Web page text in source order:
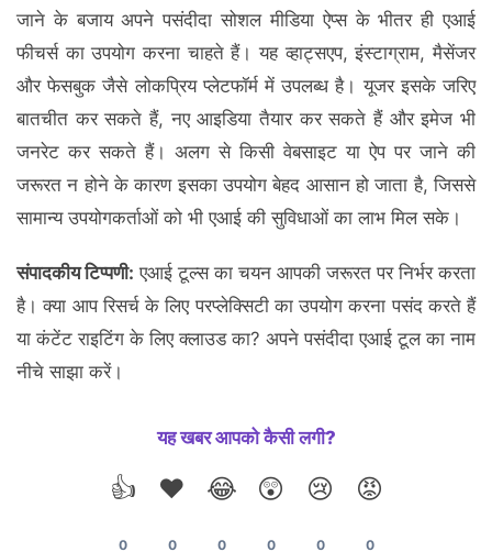
जाने के बजाय अपने पसंदीदा सोशल मीडिया ऐप्स के भीतर ही एआई
फीचर्स का उपयोग करना चाहते हैं। यह व्हाट्सएप, इंस्टाग्राम, मैसेंजर
और फेसबुक जैसे लोकप्रिय प्लेटफॉर्म में उपलब्ध है। यूजर इसके जरिए
बातचीत कर सकते हैं, नए आइडिया तैयार कर सकते हैं और इमेज भी
जनरेट कर सकते हैं। अलग से किसी वेबसाइट या ऐप पर जाने की
जरूरत न होने के कारण इसका उपयोग बेहद आसान हो जाता है, जिससे
सामान्य उपयोगकर्ताओं को भी एआई की सुविधाओं का लाभ मिल सके।
संपादकीय टिप्पणी: एआई टूल्स का चयन आपकी जरूरत पर निर्भर करता
है। क्या आप रिसर्च के लिए परप्लेक्सिटी का उपयोग करना पसंद करते हैं
या कंटेंट राइटिंग के लिए क्लाउड का? अपने पसंदीदा एआई टूल का नाम
नीचे साझा करें।
यह खबर आपको कैसी लगी?
👍
0
❤️
0
😂
0
😲
0
😢
0
😡
0